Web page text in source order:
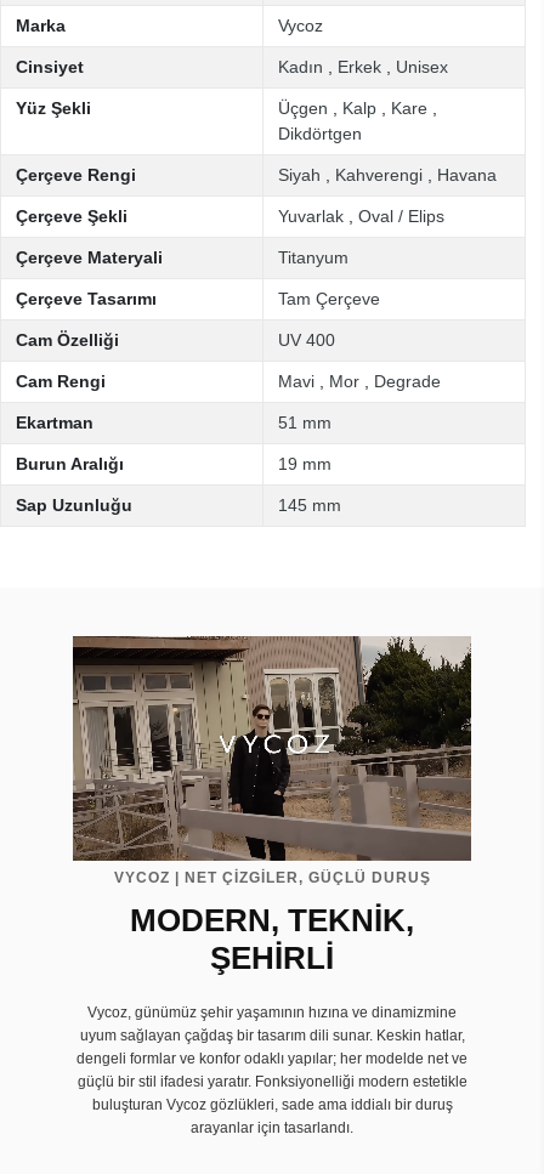
Marka Vycoz
Cinsiyet Kadın Erkek Unisex
Yüz Şekli Üçgen Kalp Kare
Dikdörtgen
Çerçeve Rengi Siyah Kahverengi Havana
Çerçeve Şekli Yuvarlak Oval / Elips
Çerçeve Materyali Titanyum
Çerçeve Tasarımı Tam Çerçeve
Cam Özelliği UV 400
Cam Rengi Mavi Mor Degrade
Ekartman 51 mm
Burun Aralığı 19 mm
Sap Uzunluğu 145 mm
VYCOZ | NET ÇİZGİLER, GÜÇLÜ DURUŞ
MODERN, TEKNİK,
ŞEHİRLİ
Vycoz, günümüz şehir yaşamının hızına ve dinamizmine
uyum sağlayan çağdaş bir tasarım dili sunar. Keskin hatlar,
dengeli formlar ve konfor odaklı yapılar; her modelde net ve
güçlü bir stil ifadesi yaratır. Fonksiyonelliği modern estetikle
buluşturan Vycoz gözlükleri, sade ama iddialı bir duruş
arayanlar için tasarlandı.